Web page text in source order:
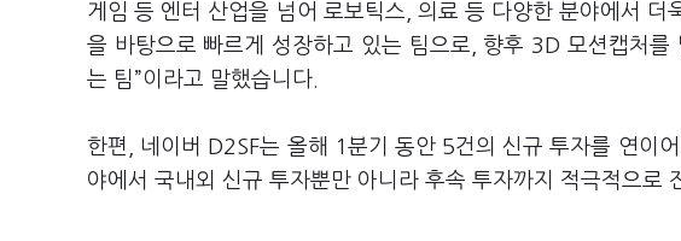
게임 등 엔터 산업을 넘어 로보틱스, 의료 등 다양한 분야에서 더
을 바탕으로 빠르게 성장하고 있는 팀으로, 향후 3D 모션캡처
는 팀”이라고 말했습니다.
한편, 네이버 D2SF는 올해 1분기 동안 5건의 신규 투자를 연이
야에서 국내외 신규 투자뿐만 아니라 후속 투자까지 적극적으로